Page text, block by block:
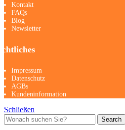
Kontakt
FAQs
Blog
Newsletter
Impressum
Datenschutz
AGBs
Kundeninformation
Schließen
Search